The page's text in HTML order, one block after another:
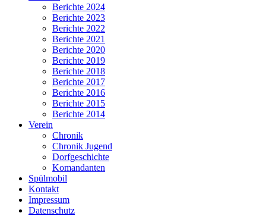
Berichte 2024
Berichte 2023
Berichte 2022
Berichte 2021
Berichte 2020
Berichte 2019
Berichte 2018
Berichte 2017
Berichte 2016
Berichte 2015
Berichte 2014
Verein
Chronik
Chronik Jugend
Dorfgeschichte
Komandanten
Spülmobil
Kontakt
Impressum
Datenschutz